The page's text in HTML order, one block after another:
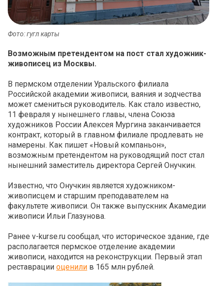
Фото: гугл карты
Возможным претендентом на пост стал художник-
живописец из Москвы.
В пермском отделении Уральского филиала
Российской академии живописи, ваяния и зодчества
может смениться руководитель. Как стало известно,
11 февраля у нынешнего главы, члена Союза
художников России Алексея Мургина заканчивается
контракт, который в главном филиале продлевать не
намерены. Как пишет «Новый компаньон»,
возможным претендентом на руководящий пост стал
нынешний заместитель директора Сергей Онучкин.
Известно, что Онучкин является художником-
живописцем и старшим преподавателем на
факультете живописи. Он также выпускник Акамедии
живописи Ильи Глазунова.
Ранее v-kurse.ru сообщал, что историческое здание, где
располагается пермское отделение академии
живописи, находится на реконструкции. Первый этап
реставрации оценили в 165 млн рублей.